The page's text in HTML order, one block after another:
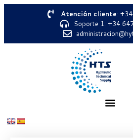
Atención cliente:
Soporte 1: +34